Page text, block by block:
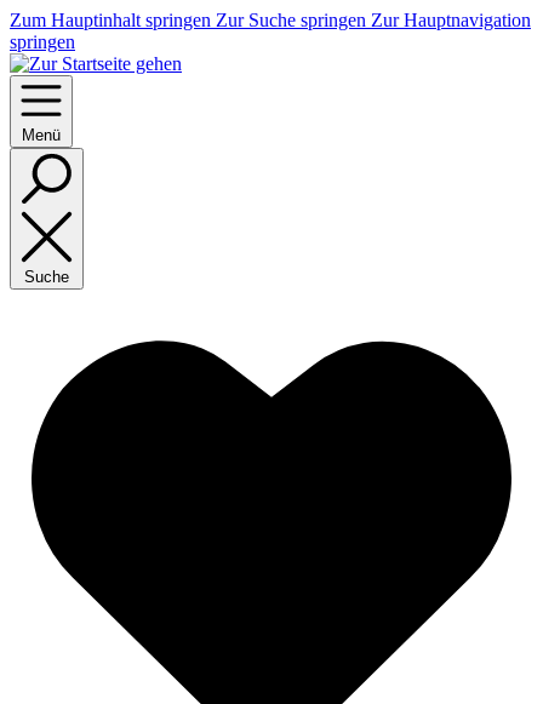
Zum Hauptinhalt springen Zur Suche springen Zur Hauptnavigation
springen
Menü
Suche